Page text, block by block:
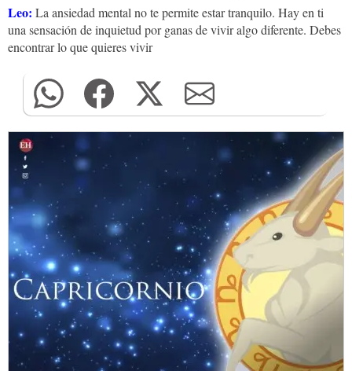
Leo: La ansiedad mental no te permite estar tranquilo. Hay en ti
una sensación de inquietud por ganas de vivir algo diferente. Debes
encontrar lo que quieres vivir